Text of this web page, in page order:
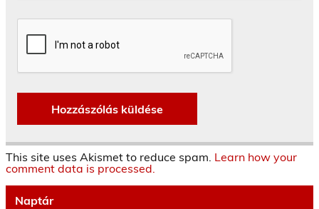
This site uses Akismet to reduce spam. Learn how your
comment data is processed.
Naptár